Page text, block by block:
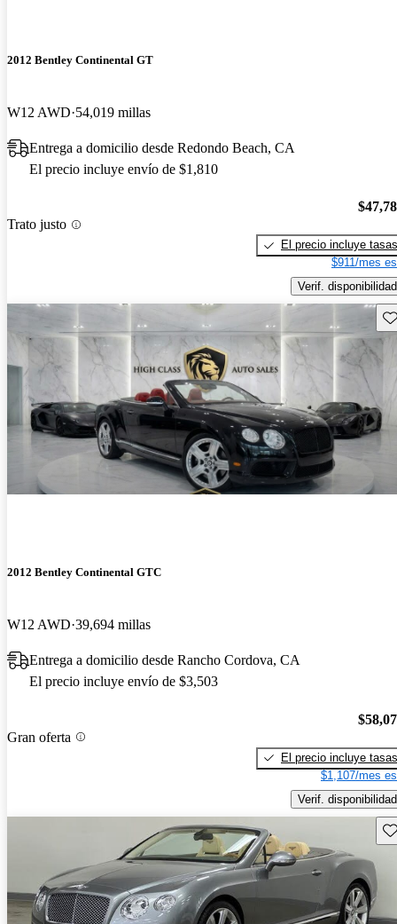
2012 Bentley Continental GT
W12 AWD 54,019 millas
Entrega a domicilio desde Redondo Beach, CA
El precio incluye envío de $1,810
Trato justo
El precio incluye tasas
$911/mes
Verif. disponibilidad
2012 Bentley Continental GTC
W12 AWD 39,694 millas
Entrega a domicilio desde Rancho Cordova, CA
El precio incluye envío de $3,503
Gran oferta
El precio incluye tasas
$1,107/mes
Verif. disponibilidad